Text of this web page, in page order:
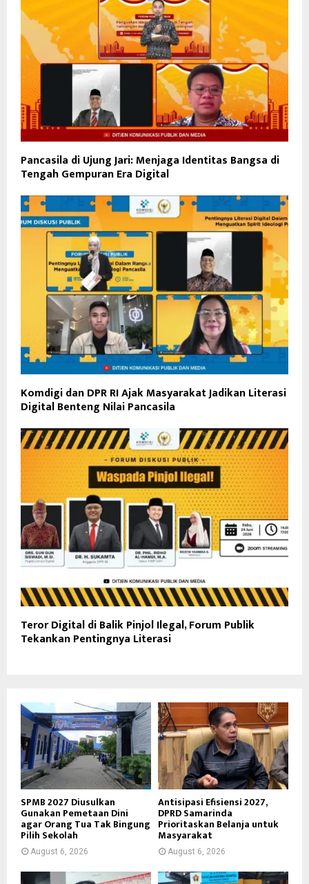
Pancasila di Ujung Jari: Menjaga Identitas Bangsa di
Tengah Gempuran Era Digital
Komdigi dan DPR RI Ajak Masyarakat Jadikan Literasi
Digital Benteng Nilai Pancasila
Teror Digital di Balik Pinjol Ilegal, Forum Publik
Tekankan Pentingnya Literasi
SPMB 2027 Diusulkan
Gunakan Pemetaan Dini
agar Orang Tua Tak Bingung
Pilih Sekolah
August 6, 2026
Antisipasi Efisiensi 2027,
DPRD Samarinda
Prioritaskan Belanja untuk
Masyarakat
August 6, 2026